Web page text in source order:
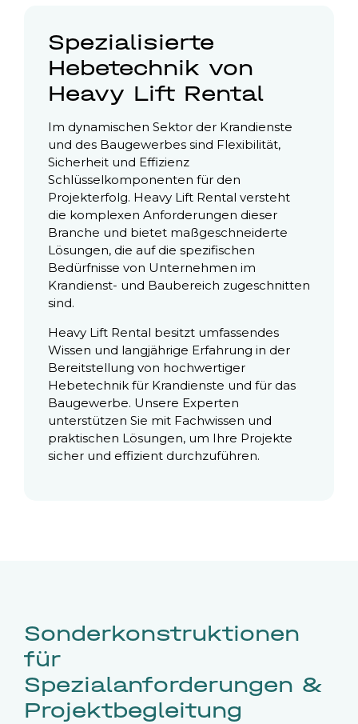
Spezialisierte
Hebetechnik von
Heavy Lift Rental
Im dynamischen Sektor der Krandienste
und des Baugewerbes sind Flexibilität,
Sicherheit und Effizienz
Schlüsselkomponenten für den
Projekterfolg. Heavy Lift Rental versteht
die komplexen Anforderungen dieser
Branche und bietet maßgeschneiderte
Lösungen, die auf die spezifischen
Bedürfnisse von Unternehmen im
Krandienst- und Baubereich zugeschnitten
sind.
Heavy Lift Rental besitzt umfassendes
Wissen und langjährige Erfahrung in der
Bereitstellung von hochwertiger
Hebetechnik für Krandienste und für das
Baugewerbe. Unsere Experten
unterstützen Sie mit Fachwissen und
praktischen Lösungen, um Ihre Projekte
sicher und effizient durchzuführen.
Sonderkonstruktionen
für
Spezialanforderungen &
Projektbegleitung